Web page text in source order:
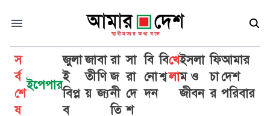
স
র্ব
শে
ষ
ইপেপার
জুলা
ই
বিপ্ল
ব
জা
তী
য়
বা
ণি
জ্য
রা
জ
নী
তি
সা
রা
দে
শ
বি
নো
দন
বি
শ্ব
খে
লা
ইসলা
ম ও
জীবন
ফি
চা
র
আমার
দেশ
পরিবার